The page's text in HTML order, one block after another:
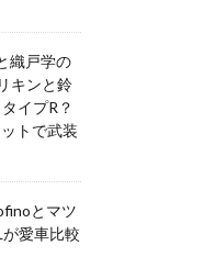
織戸学の
キンと鈴
イプR？
トで武装
とマツ
愛車比較